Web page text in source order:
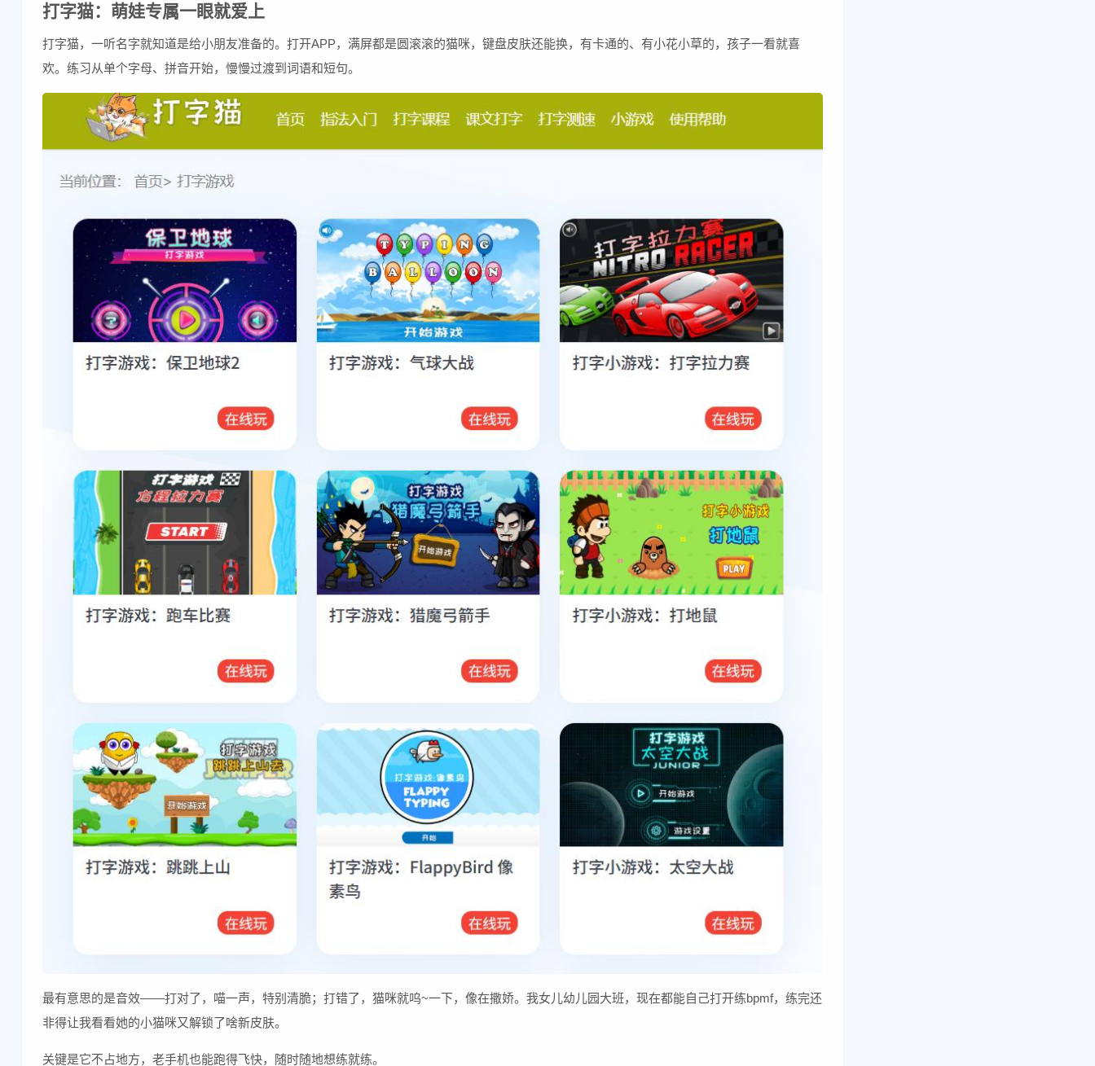
打字猫：萌娃专属一眼就爱上
打字猫，一听名字就知道是给小朋友准备的。打开APP，满屏都是圆滚滚的猫咪，键盘皮肤还能换，有卡通的、有小花小草的，孩子一看就喜
欢。练习从单个字母、拼音开始，慢慢过渡到词语和短句。
最有意思的是音效——打对了，喵一声，特别清脆；打错了，猫咪就呜~一下，像在撒娇。我女儿幼儿园大班，现在都能自己打开练bpmf，练完还
非得让我看看她的小猫咪又解锁了啥新皮肤。
关键是它不占地方，老手机也能跑得飞快，随时随地想练就练。